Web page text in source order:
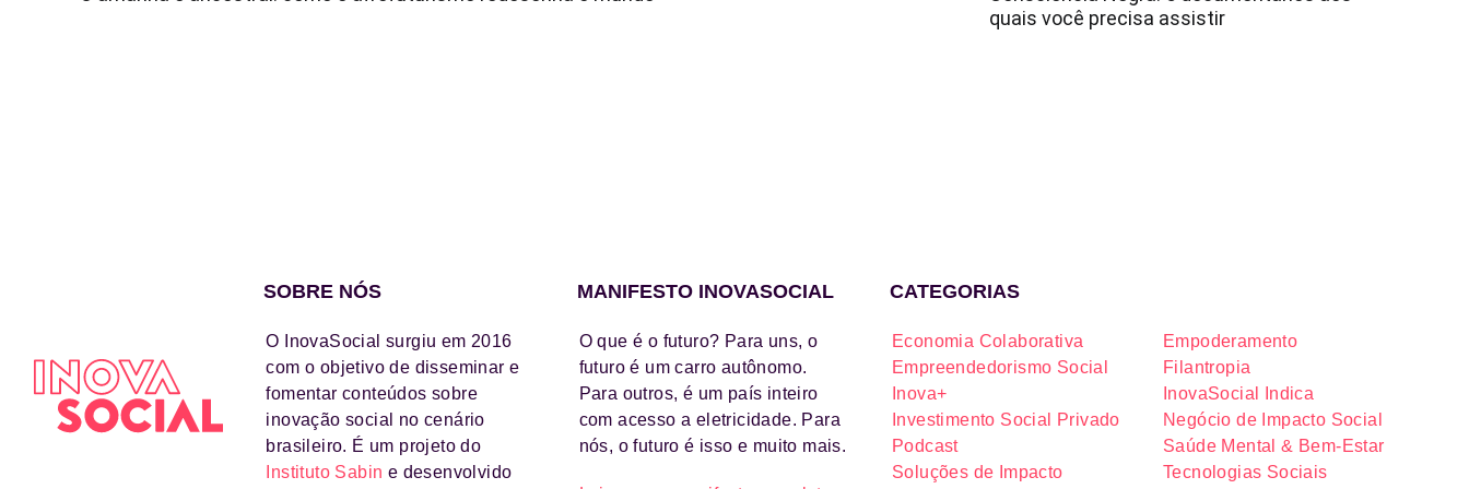
quais você precisa assistir
SOBRE NÓS
O InovaSocial surgiu em 2016
com o objetivo de disseminar e
fomentar conteúdos sobre
inovação social no cenário
brasileiro. É um projeto do
Instituto Sabin e desenvolvido
MANIFESTO INOVASOCIAL
O que é o futuro? Para uns, o
futuro é um carro autônomo.
Para outros, é um país inteiro
com acesso a eletricidade. Para
nós, o futuro é isso e muito mais.
CATEGORIAS
Economia Colaborativa
Empoderamento
Empreendedorismo Social
Filantropia
Inova+
InovaSocial Indica
Investimento Social Privado
Negócio de Impacto Social
Podcast
Saúde Mental & Bem-Estar
Soluções de Impacto
Tecnologias Sociais